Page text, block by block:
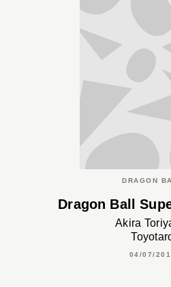
DRAGON
Dragon Ball
Akira
04/07/